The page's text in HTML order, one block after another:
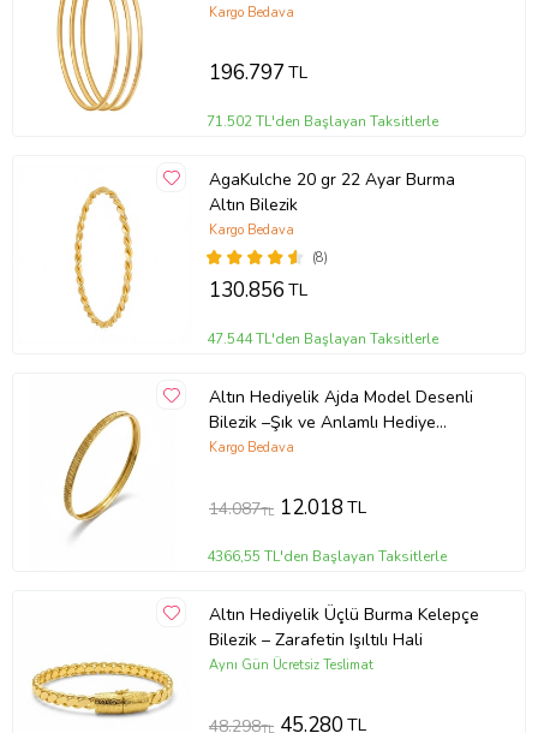
Kargo Bedava
196.797TL
71.502 TL'den Başlayan Taksitlerle
AgaKulche 20 gr 22 Ayar Burma
Altın Bilezik
(8)
Kargo Bedava
130.856TL
47.544 TL'den Başlayan Taksitlerle
Altın Hediyelik Ajda Model Desenli
Bilezik –Şık ve Anlamlı Hediye
Seçeneği
Kargo Bedava
14.087TL 12.018TL
4366,55 TL'den Başlayan Taksitlerle
Altın Hediyelik Üçlü Burma Kelepçe
Bilezik – Zarafetin Işıltılı Hali
Aynı Gün Ücretsiz Teslimat
48.298TL 45.280TL